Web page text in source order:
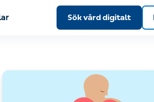
Sök vård digitalt